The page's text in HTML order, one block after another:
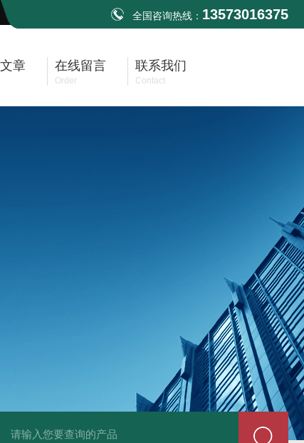
全国咨询热线： 13573016375
章 在线留言
Order
联系我们
Contact
蛋白生产厂家 食品级复合氨基酸生产厂家 食品级黄原胶生产厂